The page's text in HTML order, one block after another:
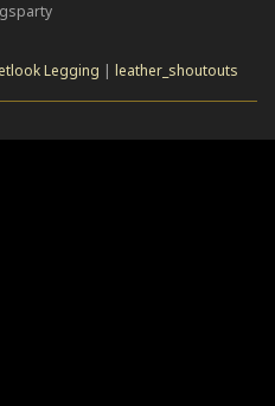
Legging | leather_shoutouts